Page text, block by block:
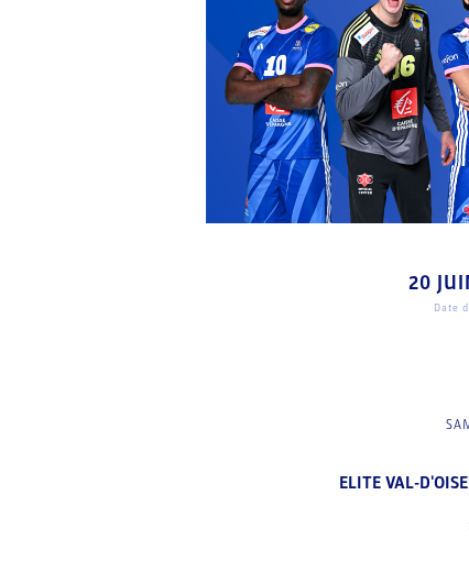
20
Date
ELITE VAL-D'OISE